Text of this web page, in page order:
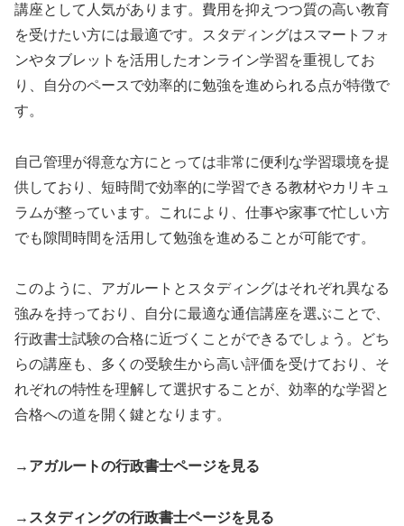
講座として人気があります。費用を抑えつつ質の高い教育
を受けたい方には最適です。スタディングはスマートフォ
ンやタブレットを活用したオンライン学習を重視してお
り、自分のペースで効率的に勉強を進められる点が特徴で
す。
自己管理が得意な方にとっては非常に便利な学習環境を提
供しており、短時間で効率的に学習できる教材やカリキュ
ラムが整っています。これにより、仕事や家事で忙しい方
でも隙間時間を活用して勉強を進めることが可能です。
このように、アガルートとスタディングはそれぞれ異なる
強みを持っており、自分に最適な通信講座を選ぶことで、
行政書士試験の合格に近づくことができるでしょう。どち
らの講座も、多くの受験生から高い評価を受けており、そ
れぞれの特性を理解して選択することが、効率的な学習と
合格への道を開く鍵となります。
→アガルートの行政書士ページを見る
→スタディングの行政書士ページを見る